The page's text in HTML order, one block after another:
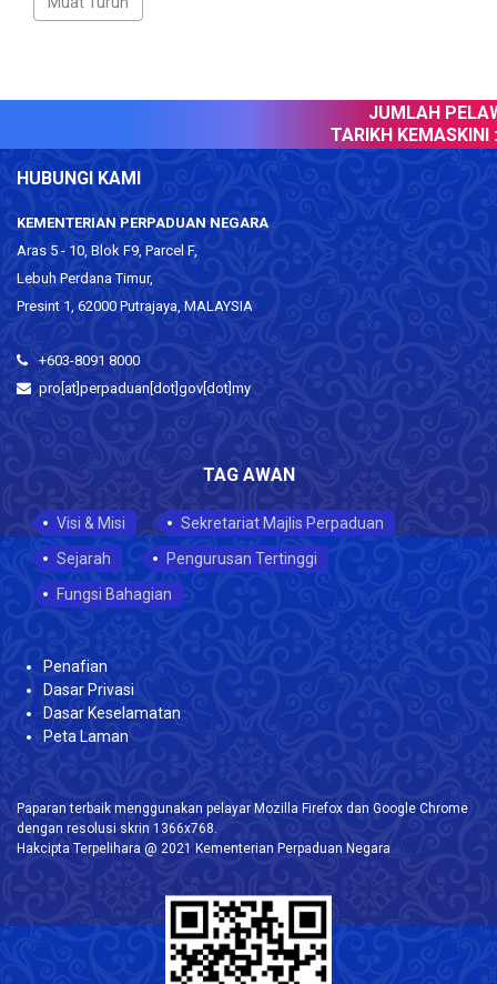
JUMLAH
TARIKH KEMASKINI :
HUBUNGI KAMI
KEMENTERIAN PERPADUAN NEGARA
Aras 5 - 10, Blok F9, Parcel F,
Lebuh Perdana Timur,
Presint 1, 62000 Putrajaya, MALAYSIA
+603-8091 8000
pro[at]perpaduan[dot]gov[dot]my
TAG AWAN
Visi & Misi
Sekretariat Majlis Perpaduan
Sejarah
Pengurusan Tertinggi
Fungsi Bahagian
Penafian
Dasar Privasi
Dasar Keselamatan
Peta Laman
Paparan terbaik menggunakan pelayar Mozilla Firefox dan Google Chrome
dengan resolusi skrin 1366x768.
Hakcipta Terpelihara @ 2021 Kementerian Perpaduan Negara